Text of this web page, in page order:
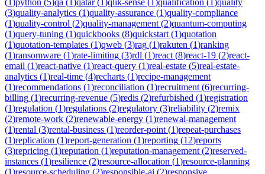
(3)quality-analytics (1)quality-assurance (1)quality-compliance
(1)quality-control (2)quality-management (2)quantum-computing
(1)query-tuning (1)quickbooks (8)quickstart (1)quotation
(1)quotation-templates (1)qweb (3)rag (1)rakuten (1)ranking
(1)ransomware (1)rate-limiting (3)rdl (1)react (8)react-19 (2)react-
email (1)react-native (1)react-query (1)real-estate (5)real-estate-
analytics (1)real-time (4)recharts (1)recipe-management
(1)recommendations (1)reconciliation (1)recruitment (6)recurring-
billing (1)recurring-revenue (5)redis (2)refurbished (1)registration
(1)regulation (1)regulations (2)regulatory (3)reliability (2)remix
(2)remote-work (2)renewable-energy (1)renewal-management
(1)rental (3)rental-business (1)reorder-point (1)repeat-purchases
(1)replication (1)report-generation (1)reporting (12)reports
(3)repricing (1)reputation (1)reputation-management (2)reserved-
instances (1)resilience (2)resource-allocation (1)resource-planning
(1)resource-scheduling (2)responsible-ai (2)responsive